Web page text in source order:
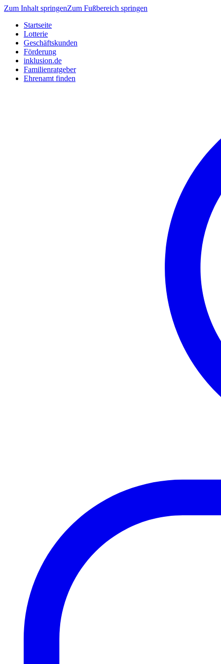
Zum Inhalt springenZum Fußbereich springen
Startseite
Lotterie
Geschäftskunden
Förderung
inklusion.de
Familienratgeber
Ehrenamt finden